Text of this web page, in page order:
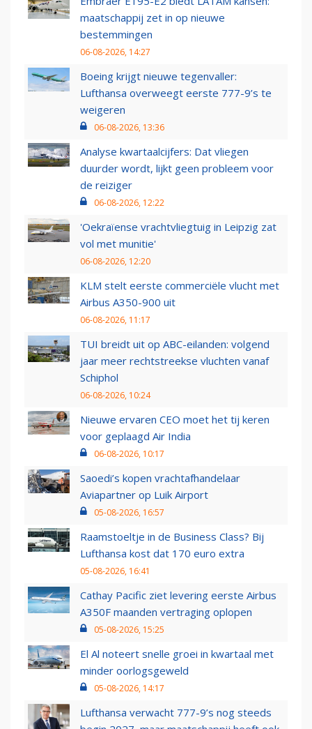
maatschappij zet in op nieuwe
bestemmingen
06-08-2026, 14:27
Boeing krijgt nieuwe tegenvaller:
Lufthansa overweegt eerste 777-9’s te
weigeren
06-08-2026, 13:36
Analyse kwartaalcijfers: Dat vliegen
duurder wordt, lijkt geen probleem voor
de reiziger
06-08-2026, 12:22
'Oekraïense vrachtvliegtuig in Leipzig zat
vol met munitie'
06-08-2026, 12:20
KLM stelt eerste commerciële vlucht met
Airbus A350-900 uit
06-08-2026, 11:17
TUI breidt uit op ABC-eilanden: volgend
jaar meer rechtstreekse vluchten vanaf
Schiphol
06-08-2026, 10:24
Nieuwe ervaren CEO moet het tij keren
voor geplaagd Air India
06-08-2026, 10:17
Saoedi’s kopen vrachtafhandelaar
Aviapartner op Luik Airport
05-08-2026, 16:57
Raamstoeltje in de Business Class? Bij
Lufthansa kost dat 170 euro extra
05-08-2026, 16:41
Cathay Pacific ziet levering eerste Airbus
A350F maanden vertraging oplopen
05-08-2026, 15:25
El Al noteert snelle groei in kwartaal met
minder oorlogsgeweld
05-08-2026, 14:17
Lufthansa verwacht 777-9’s nog steeds